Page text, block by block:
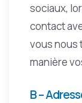
sociaux,
contact
vous nous
manière
B –